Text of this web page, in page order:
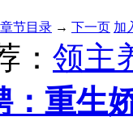
章节目录 → 下一页 加
： 领主
：重生